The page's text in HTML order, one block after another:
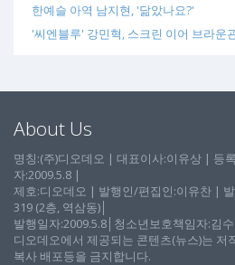
한예슬 아역 남지현, '닮았나요?'
'씨엔블루' 강민혁, 스크린 이어 브라운
About Us
명칭:(주)디오데오 | 대표이사:이유상 | 등
자:2009.5.8 |
제호:디오데오 | 발행인/편집인:이유찬 |
319 (2층, 역삼동)│
발행일자:2009.5.8│청소년보호책임자:김
디오데오에서 제공되는 콘텐츠(뉴스)는 저
복사 배포등을 금지합니다.